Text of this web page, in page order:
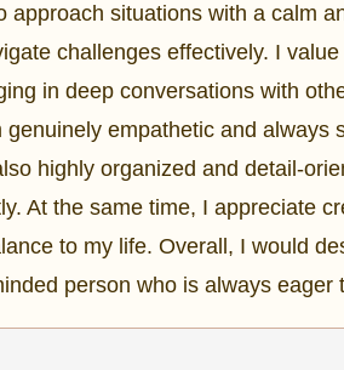
approach situations with a calm
challenges effectively. I value
in deep conversations with
empathetic and always
highly organized and detail-
At the same time, I appreciate
to my life. Overall, I would
person who is always eager